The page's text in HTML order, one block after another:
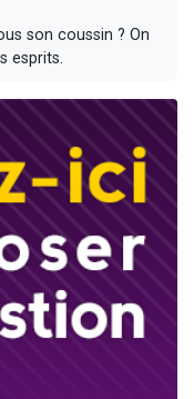
son coussin ? On
esprits.